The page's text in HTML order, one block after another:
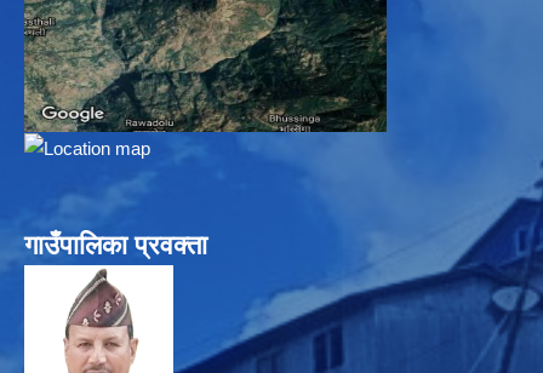
गाउँपालिका प्रवक्ता